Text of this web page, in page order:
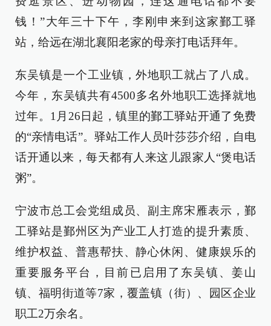
钱！”大年三十下午，李刚申来到这家鄞工驿
站，给远在湖北襄阳老家的母亲打电话拜年。
东吴镇是一个工业镇，外地职工就占了八成。
今年，东吴镇共有4500多名外地职工选择就地
过年。1月26日起，镇里的鄞工驿站开通了免费
的“亲情电话”。驿站工作人员叶莎莎介绍，自电
话开通以来，每天都有人来这儿跟家人“煲电话
粥”。
宁波市总工会党组成员、副主席宋雁表示，鄞
工驿站是鄞州区为产业工人打造的提升素质、
维护权益、普惠帮扶、静心休闲、健康娱乐的
重要服务平台，目前已启用了东吴镇、姜山
镇、福明街道等7家，覆盖镇（街）、园区企业
职工2万余名。